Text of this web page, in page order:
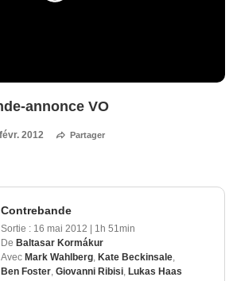
annonce VO
2012 Partager
Contrebande
Sortie : 16 mai 2012 | 1h 51min
De Baltasar Kormákur
Avec Mark Wahlberg Kate Beckinsale
Ben Foster Giovanni Ribisi Lukas Haas